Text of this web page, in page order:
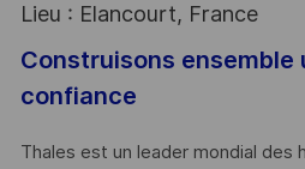
Lieu : Elancourt, France
Construisons ensemble
confiance
Thales est un leader mondial des